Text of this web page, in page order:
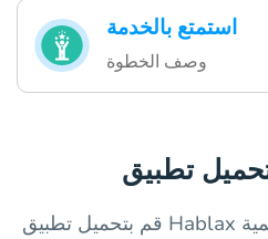
استمتع بالخدمة
وصف الخطوة
قم بتحميل تطبيق Hablax لشراء بطاقات الهدايا الرقمية